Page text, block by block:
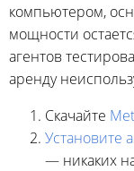
компьютером,
мощности
агентов
аренду
Скачайте
Установите
— никаких